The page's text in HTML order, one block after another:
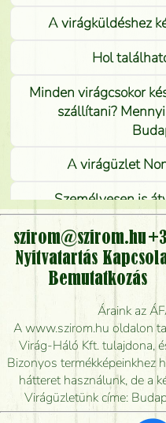
A virágküldéshez
Hol
Minden virágcsokor
szállítani?
A virágüzlet
Személyesen is
virágcsokrot, vagy
Vidékre is
Meddig rendelhetek
Mennyire gyorsan
mikor tudják
Vörös rózsát
szirom@szirom.hu
Nyitvatartás
Bemutatkozás
Áraink az
A www.szirom.hu oldalon
Virág-Háló Kft. tulajdona,
Bizonyos termékképeinkhez
hátteret használunk, de a
Virágüzletünk címe: